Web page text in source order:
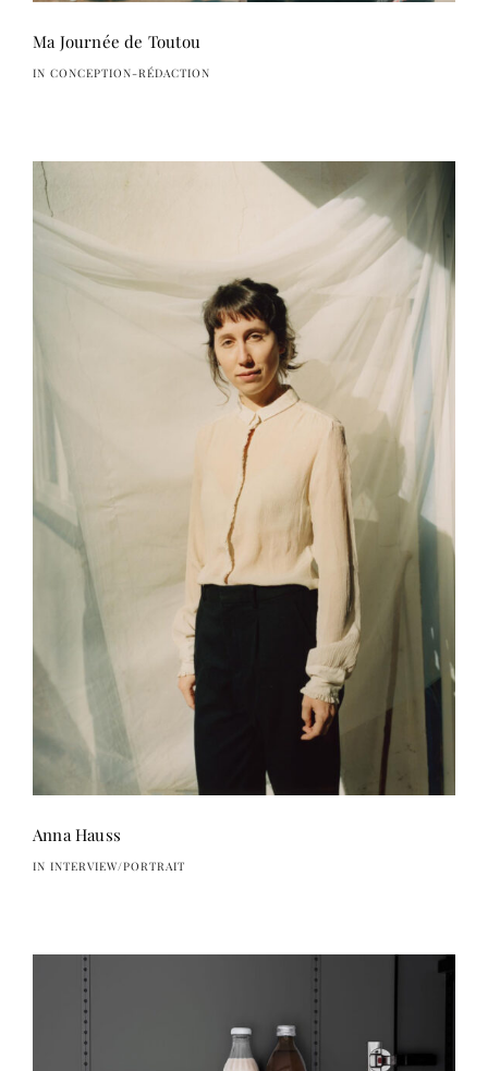
Ma Journée de Toutou
IN CONCEPTION-RÉDACTION
Anna Hauss
IN INTERVIEW/PORTRAIT